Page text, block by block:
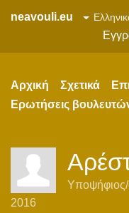
neavouli.eu
Αρχική Σχετικά
Ερωτήσεις
2016